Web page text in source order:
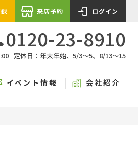
来店予約 ログイン
0120-23-8910
定休日：年末年始、5/3〜5、8/13〜15
イベント情報 会社紹介